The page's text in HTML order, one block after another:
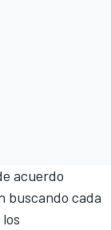
acuerdo
buscando cada